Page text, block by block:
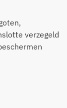
verzegeld